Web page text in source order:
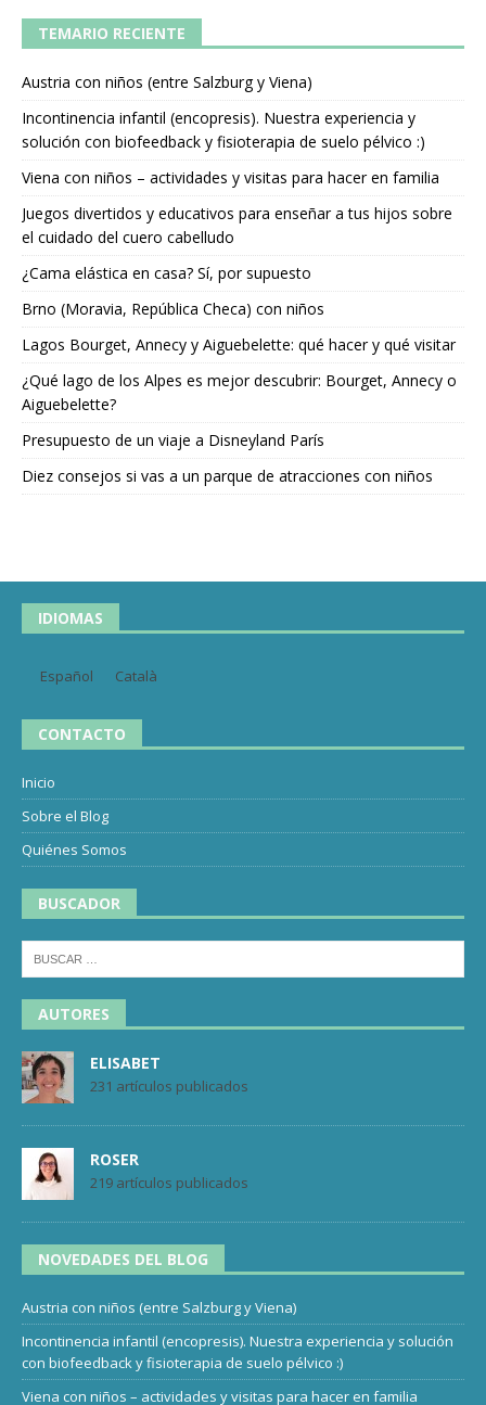
TEMARIO RECIENTE
Austria con niños (entre Salzburg y Viena)
Incontinencia infantil (encopresis). Nuestra experiencia y
solución con biofeedback y fisioterapia de suelo pélvico :)
Viena con niños – actividades y visitas para hacer en familia
Juegos divertidos y educativos para enseñar a tus hijos sobre
el cuidado del cuero cabelludo
¿Cama elástica en casa? Sí, por supuesto
Brno (Moravia, República Checa) con niños
Lagos Bourget, Annecy y Aiguebelette: qué hacer y qué visitar
¿Qué lago de los Alpes es mejor descubrir: Bourget, Annecy o
Aiguebelette?
Presupuesto de un viaje a Disneyland París
Diez consejos si vas a un parque de atracciones con niños
IDIOMAS
Español Català
CONTACTO
Inicio
Sobre el Blog
Quiénes Somos
BUSCADOR
AUTORES
ELISABET
231 artículos publicados
ROSER
219 artículos publicados
NOVEDADES DEL BLOG
Austria con niños (entre Salzburg y Viena)
Incontinencia infantil (encopresis). Nuestra experiencia y solución
con biofeedback y fisioterapia de suelo pélvico :)
Viena con niños – actividades y visitas para hacer en familia